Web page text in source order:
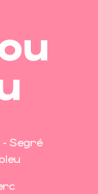
- Segré